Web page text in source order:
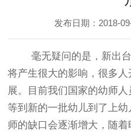
发布日期：2018-
毫无疑问的是，新出台
将产生很大的影响，很多
展。目前我们国家的幼师
等到新的一批幼儿到了上
师的缺口会逐渐增大，随